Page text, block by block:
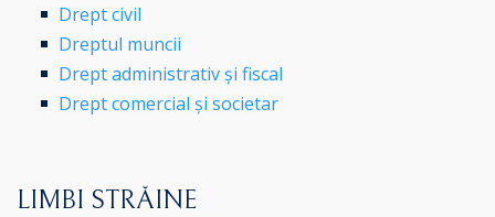
Drept civil
Dreptul muncii
Drept administrativ și fiscal
Drept comercial și societar
LIMBI STRĂINE